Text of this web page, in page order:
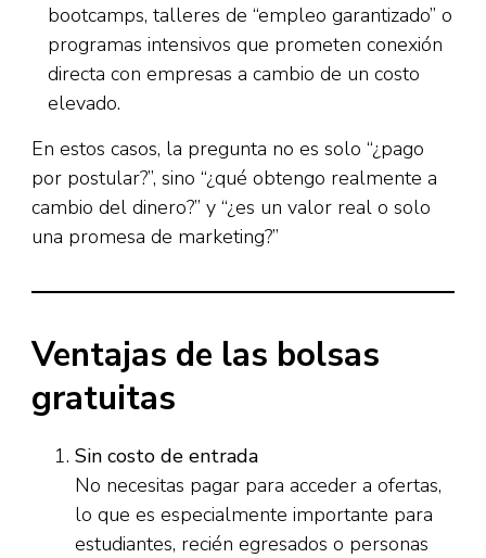
bootcamps, talleres de “empleo garantizado” o
programas intensivos que prometen conexión
directa con empresas a cambio de un costo
elevado.
En estos casos, la pregunta no es solo “¿pago
por postular?”, sino “¿qué obtengo realmente a
cambio del dinero?” y “¿es un valor real o solo
una promesa de marketing?”
Ventajas de las bolsas
gratuitas
Sin costo de entrada
No necesitas pagar para acceder a ofertas,
lo que es especialmente importante para
estudiantes, recién egresados o personas